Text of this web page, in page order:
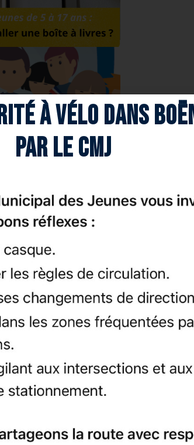
paysager rue Alsace Lorraine,
eux-mêmes l’arbre destiné à cet
la main à la pâte !
à vélo dans
par le CMJ